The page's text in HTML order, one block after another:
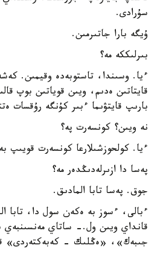
سۇرادى.
ۇيگە بارا جاتىرمىن.
بىرلىككە مە؟
ءيا. وسىندا، تاستوبەدە وقيمىن. كەشە
قايتاتىن ەدىم، ويىن قوياتىن بوپ
بارىپ قايتۋىما ءبىر كۇنگە رۇقسات
نە ويىن؟ كونسەرت پە؟
ءيا. كولحوزشىلارعا كونسەرت قويىپ
پەسا دا ازىرلەدىڭدەر مە؟
جوق. پەسا تابا المادىق.
ءبالى، ءسوز بە ەكەن سول دا، تابا
قانداي ويىن ول.- ساتاي
جىبەك»، «ەڭلىك - كەبەكتەردى»